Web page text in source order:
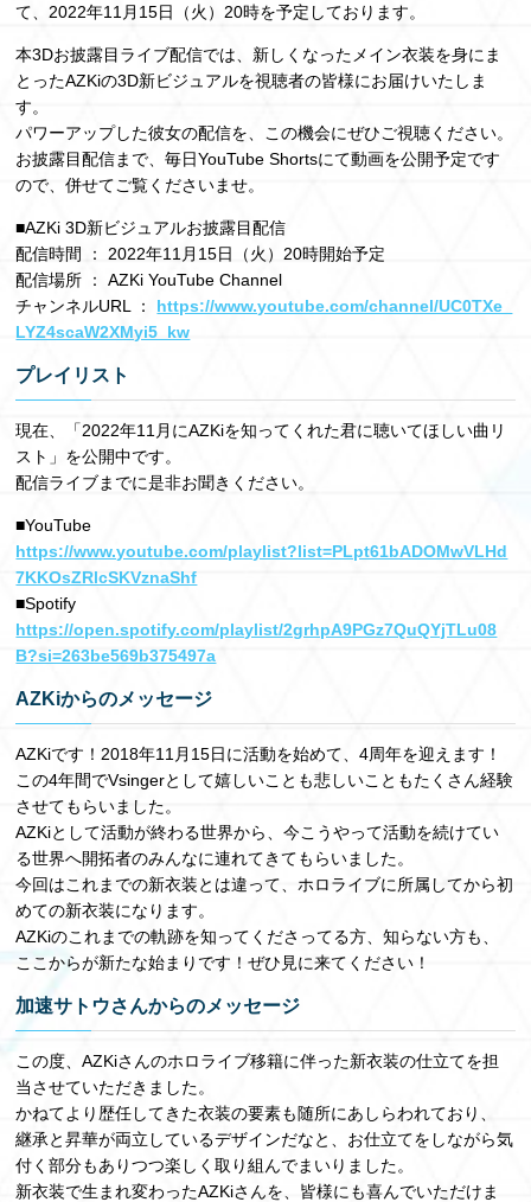
て、2022年11月15日（火）20時を予定しております。
本3Dお披露目ライブ配信では、新しくなったメイン衣装を身にま
とったAZKiの3D新ビジュアルを視聴者の皆様にお届けいたしま
す。
パワーアップした彼女の配信を、この機会にぜひご視聴ください。
お披露目配信まで、毎日YouTube Shortsにて動画を公開予定です
ので、併せてご覧くださいませ。
■AZKi 3D新ビジュアルお披露目配信
配信時間 ： 2022年11月15日（火）20時開始予定
配信場所 ： AZKi YouTube Channel
チャンネルURL ： https://www.youtube.com/channel/UC0TXe_
LYZ4scaW2XMyi5_kw
プレイリスト
現在、「2022年11月にAZKiを知ってくれた君に聴いてほしい曲リ
スト」を公開中です。
配信ライブまでに是非お聞きください。
■YouTube
https://www.youtube.com/playlist?list=PLpt61bADOMwVLHd
7KKOsZRlcSKVznaShf
■Spotify
https://open.spotify.com/playlist/2grhpA9PGz7QuQYjTLu08
B?si=263be569b375497a
AZKiからのメッセージ
AZKiです！2018年11月15日に活動を始めて、4周年を迎えます！
この4年間でVsingerとして嬉しいことも悲しいこともたくさん経験
させてもらいました。
AZKiとして活動が終わる世界から、今こうやって活動を続けてい
る世界へ開拓者のみんなに連れてきてもらいました。
今回はこれまでの新衣装とは違って、ホロライブに所属してから初
めての新衣装になります。
AZKiのこれまでの軌跡を知ってくださってる方、知らない方も、
ここからが新たな始まりです！ぜひ見に来てください！
加速サトウさんからのメッセージ
この度、AZKiさんのホロライブ移籍に伴った新衣装の仕立てを担
当させていただきました。
かねてより歴任してきた衣装の要素も随所にあしらわれており、
継承と昇華が両立しているデザインだなと、お仕立てをしながら気
付く部分もありつつ楽しく取り組んでまいりました。
新衣装で生まれ変わったAZKiさんを、皆様にも喜んでいただけま